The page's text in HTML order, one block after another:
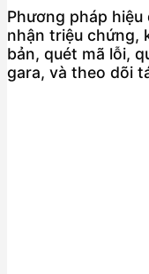
Phương pháp
nhận triệu chứng,
bản, quét mã lỗi,
gara, và theo dõi